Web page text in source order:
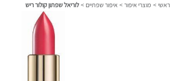
ראשי > מוצרי איפור > איפור שפתיים > לוריאל שפתון קולור ריש